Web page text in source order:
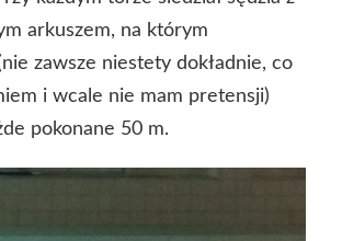
arkuszem, na którym
zawsze niestety dokładnie, co
i wcale nie mam pretensji)
pokonane 50 m.